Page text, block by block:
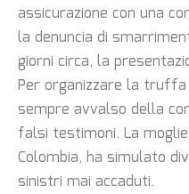
assicurazione con una
la denuncia di
giorni circa, la
Per organizzare la truffa
sempre avvalso della
falsi testimoni. La
Colombia, ha simulato
sinistri mai accaduti.